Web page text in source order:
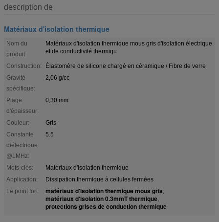
description de
Matériaux d'isolation thermique
Nom du
produit:
Matériaux d'isolation thermique mous gris d'isolation électrique
et de conductivité thermiqu
Construction:
Élastomère de silicone chargé en céramique / Fibre de verre
Gravité
spécifique:
2,06 g/cc
Plage
d'épaisseur:
0,30 mm
Couleur:
Gris
Constante
diélectrique
@1MHz:
5.5
Mots-clés:
Matériaux d'isolation thermique
Application:
Dissipation thermique à cellules fermées
Le point fort:
matériaux d'isolation thermique mous gris,
matériaux d'isolation 0.3mmT thermique,
protections grises de conduction thermique